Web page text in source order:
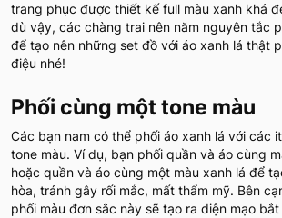
trang phục được thiết kế full màu xanh khá
dù vậy, các chàng trai nên năm nguyên tắc
để tạo nên những set đồ với áo xanh lá thật
điệu nhé!
Phối cùng một tone màu
Các bạn nam có thể phối áo xanh lá với các
tone màu. Ví dụ, bạn phối quần và áo cùng
hoặc quần và áo cùng một màu xanh lá để
hòa, tránh gây rối mắc, mất thẩm mỹ. Bên
phối màu đơn sắc này sẽ tạo ra diện mạo